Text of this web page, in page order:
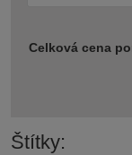
Celková cena
Štítky: